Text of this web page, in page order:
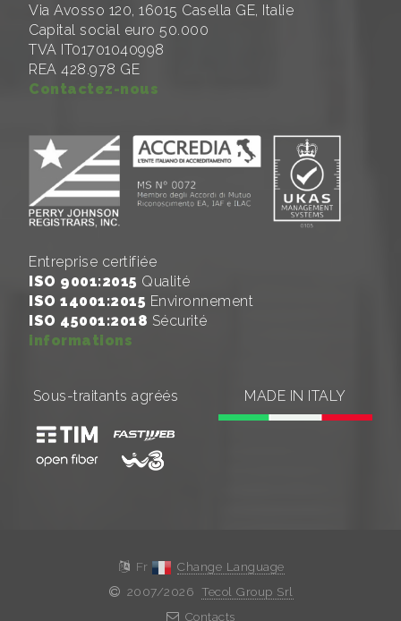
Via Avosso 120, 16015 Casella GE, Italie
Capital social euro 50.000
TVA IT01701040998
REA 428.978 GE
Contactez-nous
Entreprise certifiée
ISO 9001:2015 Qualité
ISO 14001:2015 Environnement
ISO 45001:2018 Sécurité
informations
Sous-traitants agréés MADE IN ITALY
Fr
Change Language
2007/2026 Tecol Group Srl
Contacts